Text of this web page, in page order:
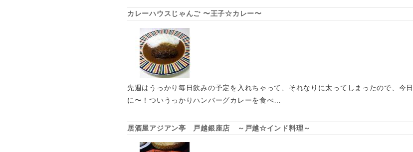
カレーハウスじゃんご 〜王子☆カレー〜
先週はうっかり毎日飲みの予定を入れちゃって、それなりに太ってしまったので、今
に〜！ついうっかりハンバーグカレーを食べ…
居酒屋アジアン亭 戸越銀座店 ～戸越☆インド料理～